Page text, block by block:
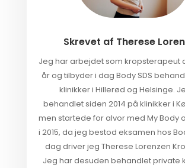
Skrevet af Therese
Jeg har arbejdet som kropsterapeut
år og tilbyder i dag Body SDS
klinikker i Hillerød og Helsinge.
behandlet siden 2014 på klinikker i
men startede for alvor med My Body
i 2015, da jeg bestod eksamen hos
dag driver jeg Therese Lorenzen
Jeg har desuden behandlet private